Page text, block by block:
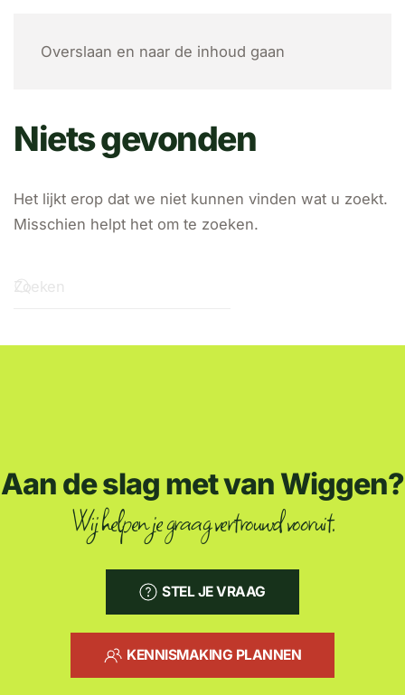
Overslaan en naar de inhoud gaan
Niets gevonden
Het lijkt erop dat we niet kunnen vinden wat u zoekt.
Misschien helpt het om te zoeken.
Aan de slag met van Wiggen?
Wij helpen je graag vertrouwd vooruit.
STEL JE VRAAG
KENNISMAKING PLANNEN